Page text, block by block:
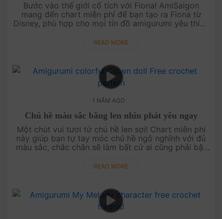
Bước vào thế giới cổ tích với Fiona! AmiSaigon
mang đến chart miễn phí để bạn tạo ra Fiona từ
Disney, phù hợp cho mọi tín đồ amigurumi yêu thích
tích của riêng bạn! ....
READ MORE
1 NĂM AGO
Chú hề màu sắc bằng len nhìn phát yêu ngay
Một chút vui tươi từ chú hề len sợi! Chart miễn phí
này giúp bạn tự tay móc chú hề ngộ nghĩnh với đủ
màu sắc, chắc chắn sẽ làm bất cứ ai cũng phải bật
mọi người!....
READ MORE